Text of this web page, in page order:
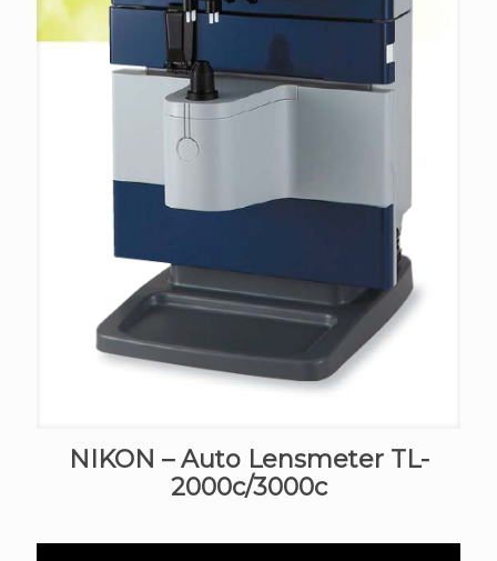
NIKON – Auto Lensmeter TL-
2000c/3000c